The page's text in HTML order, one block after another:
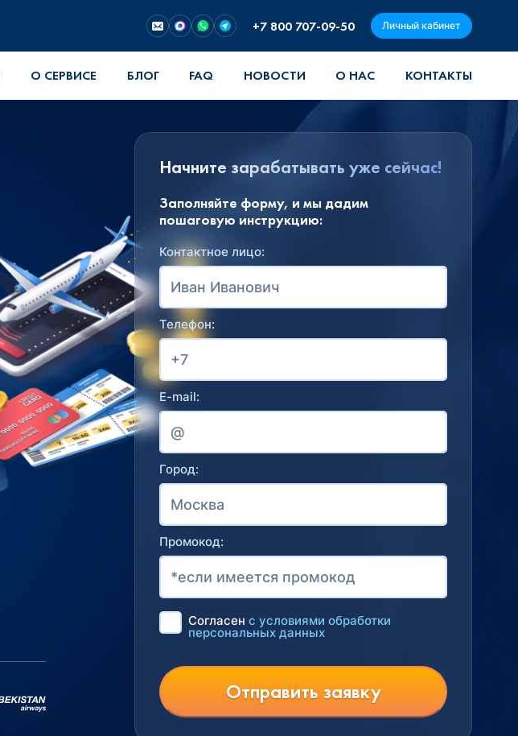
+7 800 707-09-50 Личный кабинет
О СЕРВИСЕ БЛОГ FAQ НОВОСТИ О НАС КОНТАКТЫ
Начните зарабатывать уже сейчас!
Заполняйте форму, и мы дадим
пошаговую инструкцию:
Контактное лицо:
Телефон:
E-mail:
Город:
Промокод:
Согласен с условиями обработки
персональных данных
Отправить заявку